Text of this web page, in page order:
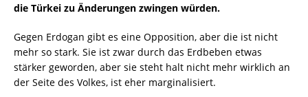
die Türkei zu Änderungen zwingen würden.
Gegen Erdogan gibt es eine Opposition, aber die ist nicht
mehr so stark. Sie ist zwar durch das Erdbeben etwas
stärker geworden, aber sie steht halt nicht mehr wirklich an
der Seite des Volkes, ist eher marginalisiert.